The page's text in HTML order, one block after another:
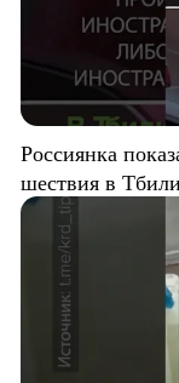
Россиянка
шествия в